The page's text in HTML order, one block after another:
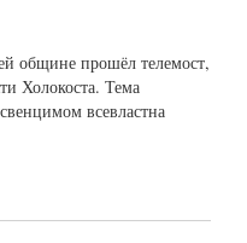
общине прошёл телемост,
Холокоста. Тема
всевластна